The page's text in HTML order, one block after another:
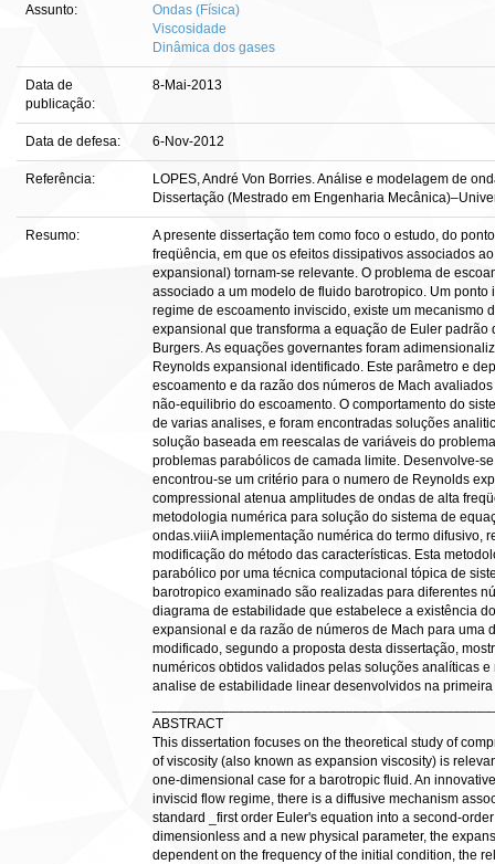
Assunto:
Ondas (Física)
Viscosidade
Dinâmica dos gases
Data de
publicação:
8-Mai-2013
Data de defesa: 6-Nov-2012
Referência:
LOPES, André Von Borries. Análise e modelagem de
Dissertação (Mestrado em Engenharia
Resumo:
A presente dissertação tem como foco o estudo, do
freqüência, em que os efeitos dissipativos associados
expansional) tornam-se relevante. O problema de
associado a um modelo de fluido barotropico. Um
regime de escoamento inviscido, existe um mecanismo
expansional que transforma a equação de Euler
Burgers. As equações governantes foram
Reynolds expansional identificado. Este parâmetro e
escoamento e da razão dos números de Mach
não-equilibrio do escoamento. O comportamento do
de varias analises, e foram encontradas soluções
solução baseada em reescalas de variáveis do
problemas parabólicos de camada limite. Desenvolve-
encontrou-se um critério para o numero de Reynolds
compressional atenua amplitudes de ondas de alta
metodologia numérica para solução do sistema de
ondas.viiiA implementação numérica do termo difusivo,
modificação do método das características. Esta
parabólico por uma técnica computacional tópica de
barotropico examinado são realizadas para diferentes
diagrama de estabilidade que estabelece a existência
expansional e da razão de números de Mach para uma
modificado, segundo a proposta desta dissertação,
numéricos obtidos validados pelas soluções analíticas
analise de estabilidade linear desenvolvidos na
ABSTRACT
This dissertation focuses on the theoretical study of
of viscosity (also known as expansion viscosity) is
one-dimensional case for a barotropic fluid. An
inviscid flow regime, there is a diffusive mechanism
standard _first order Euler's equation into a second-
dimensionless and a new physical parameter, the
dependent on the frequency of the initial condition, the